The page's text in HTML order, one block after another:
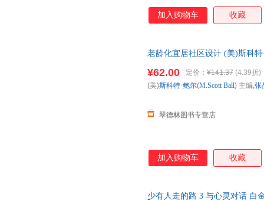
加入购物车 收藏
老龄化宜居社区设计 (美)斯科
购！
¥62.00 定价： ¥141.37 (4.39折)
翠德林图书专营店
(美)斯科特·鲍尔(M.Scott Ball) 主编,张
加入购物车 收藏
少有人走的路 3 与心灵对话 白